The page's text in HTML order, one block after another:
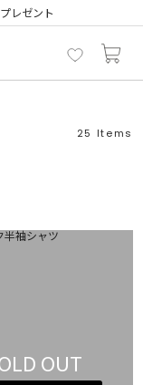
レゼント
25 Items
OUT